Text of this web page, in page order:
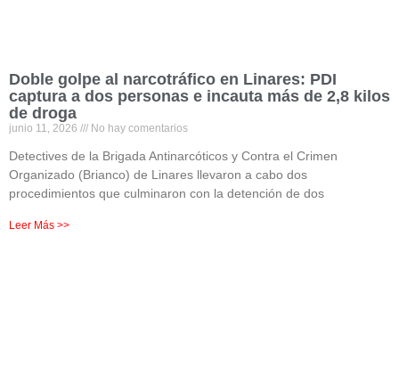
Doble golpe al narcotráfico en Linares: PDI
captura a dos personas e incauta más de 2,8 kilos
de droga
junio 11, 2026 No hay comentarios
Detectives de la Brigada Antinarcóticos y Contra el Crimen
Organizado (Brianco) de Linares llevaron a cabo dos
procedimientos que culminaron con la detención de dos
Leer Más >>